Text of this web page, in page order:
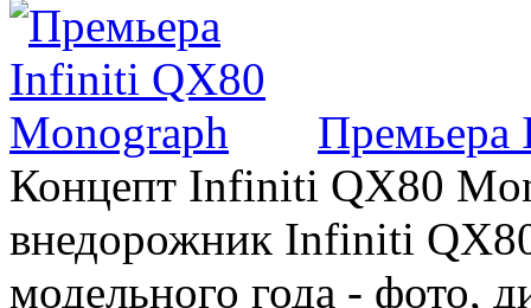
Премьера
Концепт Infiniti QX80
внедорожник Infiniti
модельного года - фото,